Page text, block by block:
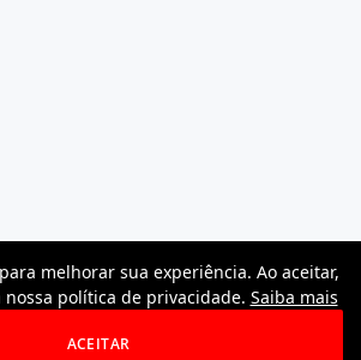
melhorar sua experiência. Ao aceitar,
nossa política de privacidade. Saiba mais
ACEITAR